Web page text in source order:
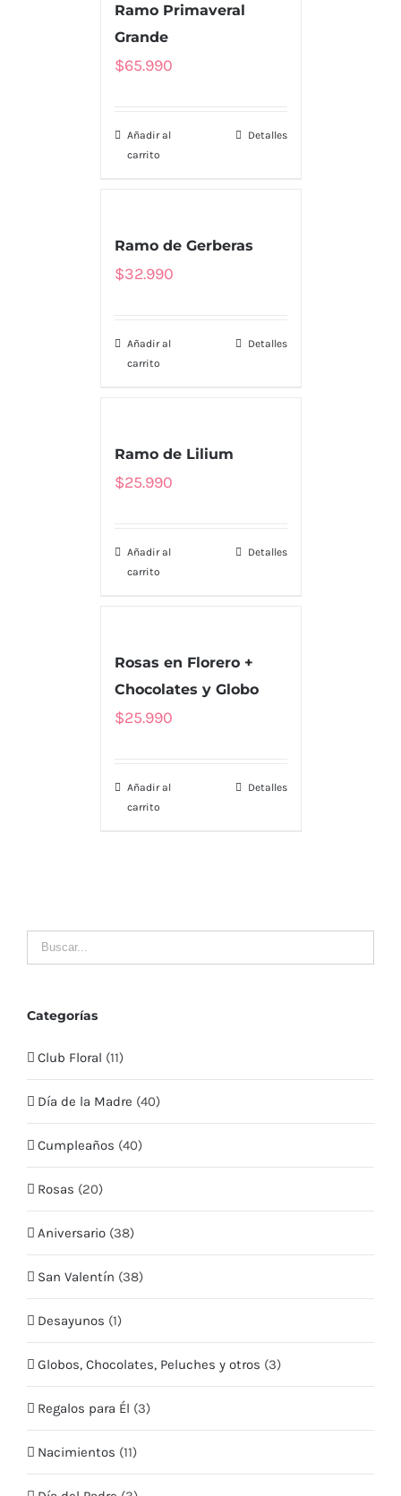
Ramo Primaveral
Grande
$65.990
Añadir al
carrito
Detalles
Ramo de Gerberas
$32.990
Añadir al
carrito
Detalles
Ramo de Lilium
$25.990
Añadir al
carrito
Detalles
Rosas en Florero +
Chocolates y Globo
$25.990
Añadir al
carrito
Detalles
Categorías
Club Floral (11)
Día de la Madre (40)
Cumpleaños (40)
Rosas (20)
Aniversario (38)
San Valentín (38)
Desayunos (1)
Globos, Chocolates, Peluches y otros (3)
Regalos para Él (3)
Nacimientos (11)
MI CUENTA
Mis Pedidos
Mis Datos
Mis Direcciones
Términos y condiciones
Teléfono: +569 5409 2635
Email:info@quieroflores.cl
Web:www.quieroflores.cl
Facebook:/floresymas.cl